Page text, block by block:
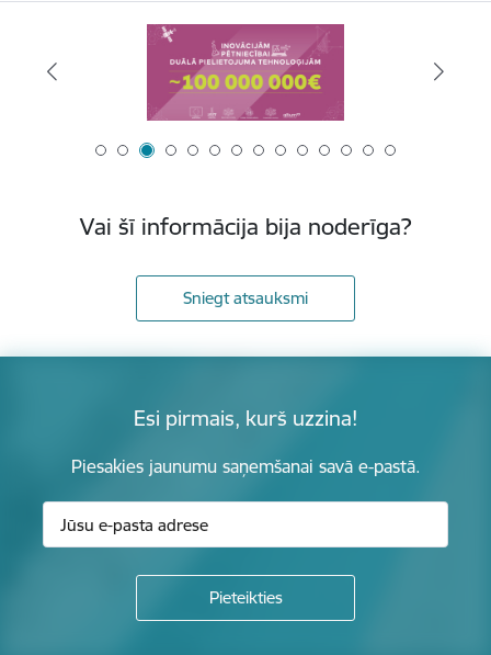
Vai šī informācija bija noderīga?
Sniegt atsauksmi
Esi pirmais, kurš uzzina!
Piesakies jaunumu saņemšanai savā e-pastā.